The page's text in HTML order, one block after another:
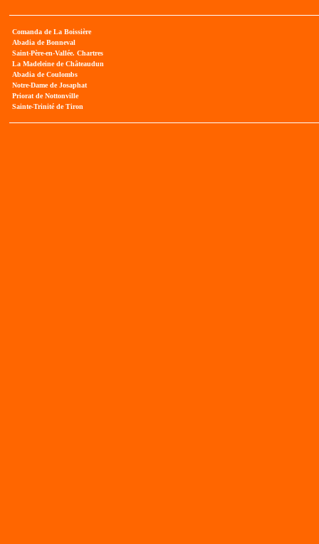
Comanda de La Boissière
Abadia de Bonneval
Saint-Père-en-Vallée. Chartres
La Madeleine de Châteaudun
Abadia de Coulombs
Notre-Dame de Josaphat
Priorat de Nottonville
Sainte-Trinité de Tiron